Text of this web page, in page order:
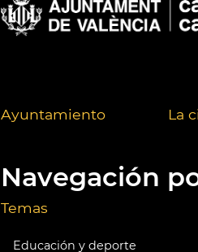
Ayuntamiento La
Navegación
Temas
Educación y deporte